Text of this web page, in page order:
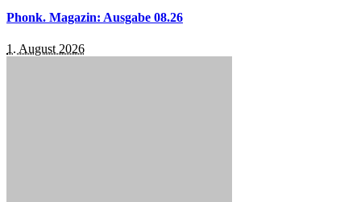
Phonk. Magazin: Ausgabe 08.26
1. August 2026